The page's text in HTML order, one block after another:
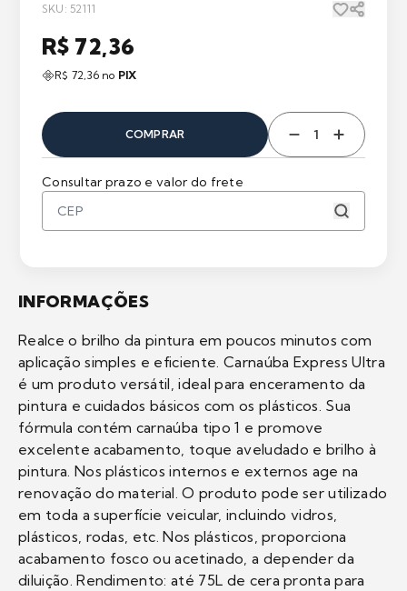
SKU: 52111
R$ 72,36
R$ 72,36 no PIX
COMPRAR
Consultar prazo e valor do frete
INFORMAÇÕES
Realce o brilho da pintura em poucos minutos com
aplicação simples e eficiente. Carnaúba Express Ultra
é um produto versátil, ideal para enceramento da
pintura e cuidados básicos com os plásticos. Sua
fórmula contém carnaúba tipo 1 e promove
excelente acabamento, toque aveludado e brilho à
pintura. Nos plásticos internos e externos age na
renovação do material. O produto pode ser utilizado
em toda a superfície veicular, incluindo vidros,
plásticos, rodas, etc. Nos plásticos, proporciona
acabamento fosco ou acetinado, a depender da
diluição. Rendimento: até 75L de cera pronta para